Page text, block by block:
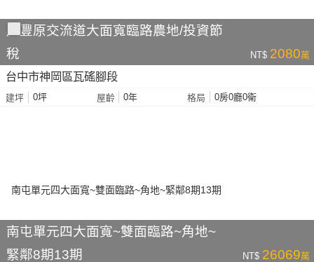
近豐原交流道大面寬臨路農地/投資節
稅
NT$ 2080萬
台中市神岡區瓦磘腳段
建坪 0坪 屋齡 0年 格局 0房0廳0衛
南屯單元四大面寬~雙面臨路~角地~
緊鄰8期13期
NT$ 26069萬